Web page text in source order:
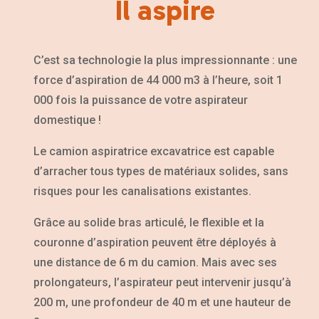
Il aspire
C’est sa technologie la plus impressionnante : une
force d’aspiration de 44 000 m3 à l’heure, soit 1
000 fois la puissance de votre aspirateur
domestique !
Le camion aspiratrice excavatrice est capable
d’arracher tous types de matériaux solides, sans
risques pour les canalisations existantes.
Grâce au solide bras articulé, le flexible et la
couronne d’aspiration peuvent être déployés à
une distance de 6 m du camion. Mais avec ses
prolongateurs, l’aspirateur peut intervenir jusqu’à
200 m, une profondeur de 40 m et une hauteur de